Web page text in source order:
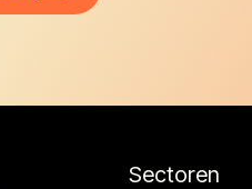
Sectoren